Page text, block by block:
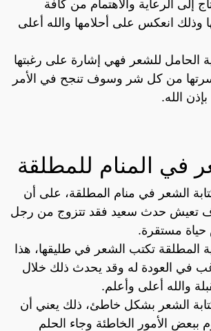
إلى الرعاية والاهتمام من كافة
وذلك انعكس على أحلامها والله أعلى
الحامل للشعر فهي إشارة على رغبتها
من كل شر وسوف تنجح في الأمر
الله.
في المنام للمطلقة
الشعر في منام المطلقة، على أن
تعيش حدث سعيد فقد تتزوج من رجل
مستقرة.
المطلقة تكتب الشعر في طليقها، هذا
في العودة له وقد يحدث ذلك خلال
والله أعلى وأعلم.
الشعر بشكل خاطئ، ذلك يعني أن
ببعض الأمور الخاطئة وجاء الحلم